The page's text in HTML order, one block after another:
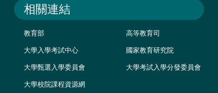
相關連結
教育部 高等教育司
大學入學考試中心 國家教育研究院
大學甄選入學委員會 大學考試入學分發委員會
大學校院課程資源網